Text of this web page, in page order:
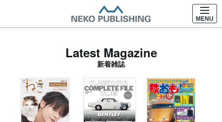
MENU
Latest Magazine
新着雑誌